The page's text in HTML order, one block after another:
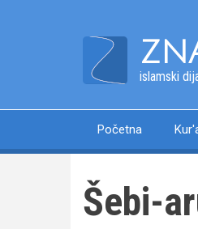
islamski
Main
Početna
Šebi-